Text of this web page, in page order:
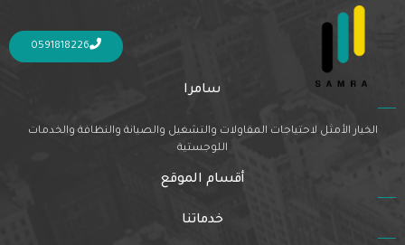
0591818226
Nothing Found
It seems we can’t find what you’re looking for. Perhaps searching can help.
سامرا
الخيار الأمثل لاحتياجات المقاولات والتشغيل والصيانة والنظافة والخدمات
اللوجستية
أقسام الموقع
خدماتنا